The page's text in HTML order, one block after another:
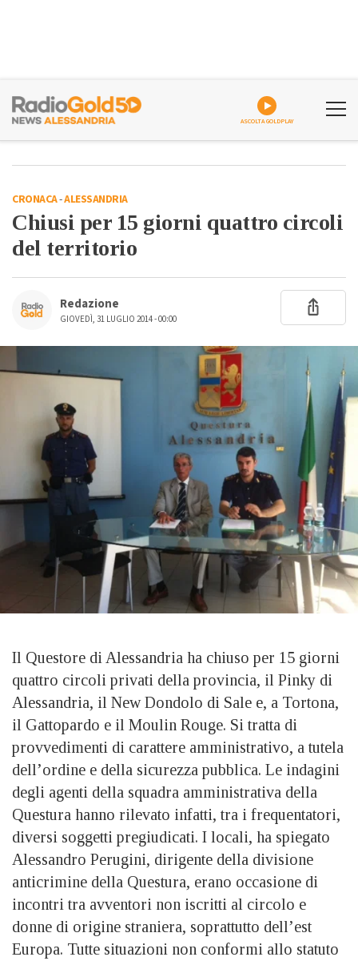
ASCOLTA GOLDPLAY
CRONACA-ALESSANDRIA
Chiusi per 15 giorni quattro circoli
del territorio
Redazione
GIOVEDÌ, 31 LUGLIO 2014 - 00:00
Il Questore di Alessandria ha chiuso per 15 giorni
quattro circoli privati della provincia, il Pinky di
Alessandria, il New Dondolo di Sale e, a Tortona,
il Gattopardo e il Moulin Rouge. Si tratta di
provvedimenti di carattere amministrativo, a tutela
dell’ordine e della sicurezza pubblica. Le indagini
degli agenti della squadra amministrativa della
Questura hanno rilevato infatti, tra i frequentatori,
diversi soggetti pregiudicati. I locali, ha spiegato
Alessandro Perugini, dirigente della divisione
anticrimine della Questura, erano occasione di
incontri tra avventori non iscritti al circolo e
donne di origine straniera, soprattutto dell’est
Europa. Tutte situazioni non conformi allo statuto